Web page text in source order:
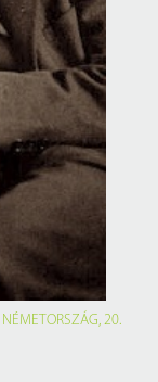
NÉMETORSZÁG, 20.